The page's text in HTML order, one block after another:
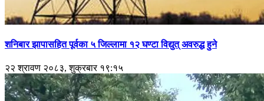
शनिबार झापासहित पूर्वका ५ जिल्लामा १२ घण्टा विद्युत् अवरुद्ध हुने
२२ श्रावण २०८३, शुक्रबार १९:१५